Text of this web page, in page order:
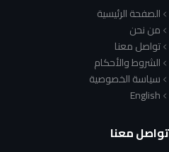
الصفحة الرئيسية
من نحن
تواصل معنا
الشروط والأحكام
سياسة الخصوصية
English
تواصل معنا